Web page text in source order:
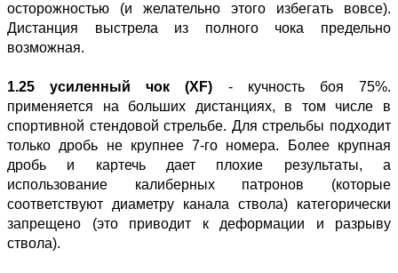
осторожностью (и желательно этого избегать вовсе).
Дистанция выстрела из полного чока предельно
возможная.
1.25 усиленный чок (XF) - кучность боя 75%.
применяется на больших дистанциях, в том числе в
спортивной стендовой стрельбе. Для стрельбы подходит
только дробь не крупнее 7-го номера. Более крупная
дробь и картечь дает плохие результаты, а
использование калиберных патронов (которые
соответствуют диаметру канала ствола) категорически
запрещено (это приводит к деформации и разрыву
ствола).